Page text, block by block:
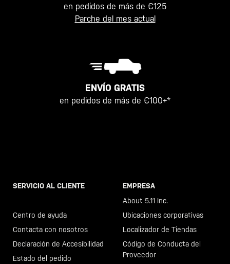
en pedidos de más de €125
Parche del mes actual
ENVÍO GRATIS
en pedidos de más de €100+*
SERVICIO AL CLIENTE
Centro de ayuda
Contacta con nosotros
Declaración de Accesibilidad
Estado del pedido
EMPRESA
About 5.11 Inc.
Ubicaciones corporativas
Localizador de Tiendas
Código de Conducta del
Proveedor